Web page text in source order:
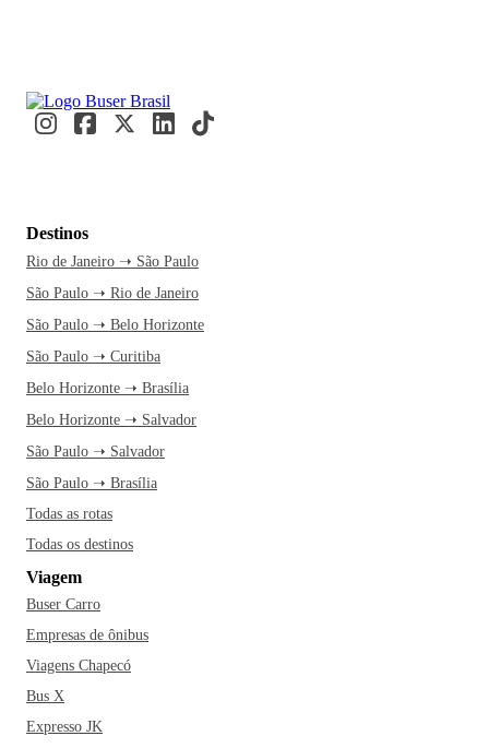
Destinos
Rio de Janeiro ➝ São Paulo
São Paulo ➝ Rio de Janeiro
São Paulo ➝ Belo Horizonte
São Paulo ➝ Curitiba
Belo Horizonte ➝ Brasília
Belo Horizonte ➝ Salvador
São Paulo ➝ Salvador
São Paulo ➝ Brasília
Todas as rotas
Todas os destinos
Viagem
Buser Carro
Empresas de ônibus
Viagens Chapecó
Bus X
Expresso JK